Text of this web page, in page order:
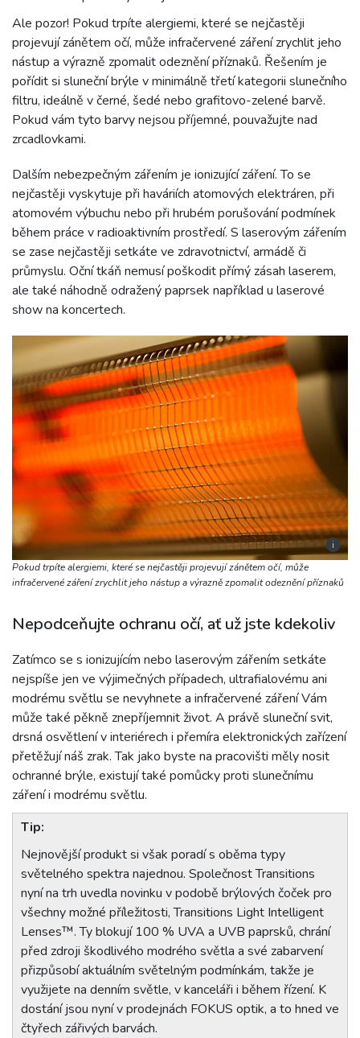
Ale pozor! Pokud trpíte alergiemi, které se nejčastěji
projevují zánětem očí, může infračervené záření zrychlit jeho
nástup a výrazně zpomalit odeznění příznaků. Řešením je
pořídit si sluneční brýle v minimálně třetí kategorii slunečního
filtru, ideálně v černé, šedé nebo grafitovo-zelené barvě.
Pokud vám tyto barvy nejsou příjemné, pouvažujte nad
zrcadlovkami.
Dalším nebezpečným zářením je ionizující záření. To se
nejčastěji vyskytuje při haváriích atomových elektráren, při
atomovém výbuchu nebo při hrubém porušování podmínek
během práce v radioaktivním prostředí. S laserovým zářením
se zase nejčastěji setkáte ve zdravotnictví, armádě či
průmyslu. Oční tkáň nemusí poškodit přímý zásah laserem,
ale také náhodně odražený paprsek například u laserové
show na koncertech.
i
Pokud trpíte alergiemi, které se nejčastěji projevují zánětem očí, může
infračervené záření zrychlit jeho nástup a výrazně zpomalit odeznění příznaků
Nepodceňujte ochranu očí, ať už jste kdekoliv
Zatímco se s ionizujícím nebo laserovým zářením setkáte
nejspíše jen ve výjimečných případech, ultrafialovému ani
modrému světlu se nevyhnete a infračervené záření Vám
může také pěkně znepříjemnit život. A právě sluneční svit,
drsná osvětlení v interiérech i přemíra elektronických zařízení
přetěžují náš zrak. Tak jako byste na pracovišti měly nosit
ochranné brýle, existují také pomůcky proti slunečnímu
záření i modrému světlu.
Tip:
Nejnovější produkt si však poradí s oběma typy
světelného spektra najednou. Společnost Transitions
nyní na trh uvedla novinku v podobě brýlových čoček pro
všechny možné příležitosti, Transitions Light Intelligent
Lenses™. Ty blokují 100 % UVA a UVB paprsků, chrání
před zdroji škodlivého modrého světla a své zabarvení
přizpůsobí aktuálním světelným podmínkám, takže je
využijete na denním světle, v kanceláři i během řízení. K
dostání jsou nyní v prodejnách FOKUS optik, a to hned ve
čtyřech zářivých barvách.